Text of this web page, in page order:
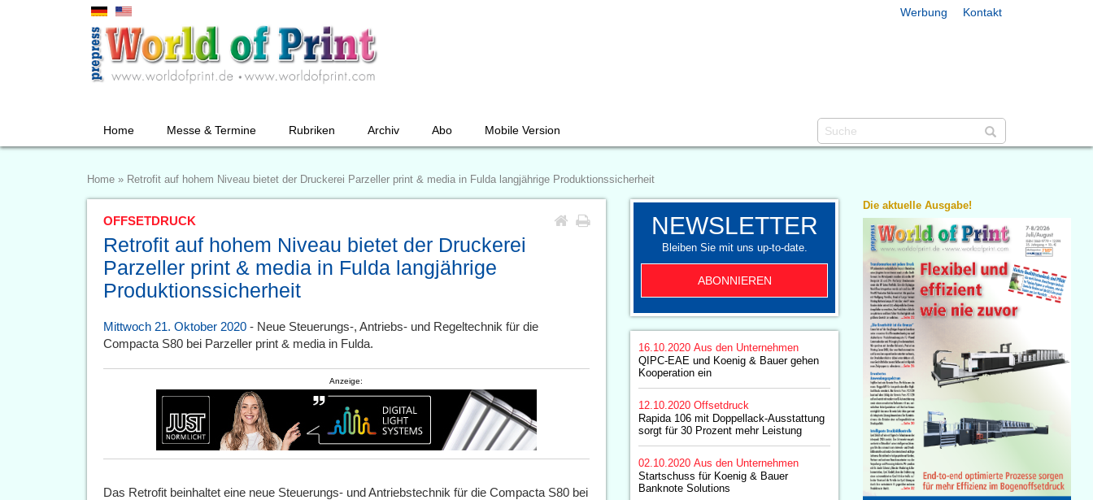
Werbung Kontakt
Home Messe & Termine Rubriken Archiv Abo Mobile Version
Home » Retrofit auf hohem Niveau bietet der Druckerei Parzeller print & media in Fulda langjährige Produktionssicherheit
OFFSETDRUCK
Retrofit auf hohem Niveau bietet der Druckerei
Parzeller print & media in Fulda langjährige
Produktionssicherheit
Mittwoch 21. Oktober 2020 - Neue Steuerungs-, Antriebs- und Regeltechnik für die
Compacta S80 bei Parzeller print & media in Fulda.
Anzeige:
Das Retrofit beinhaltet eine neue Steuerungs- und Antriebstechnik für die Compacta S80 bei
NEWSLETTER
Bleiben Sie mit uns up-to-date.
ABONNIEREN
16.10.2020 Aus den Unternehmen
QIPC-EAE und Koenig & Bauer gehen
Kooperation ein
12.10.2020 Offsetdruck
Rapida 106 mit Doppellack-Ausstattung
sorgt für 30 Prozent mehr Leistung
02.10.2020 Aus den Unternehmen
Startschuss für Koenig & Bauer
Banknote Solutions
Die aktuelle Ausgabe!